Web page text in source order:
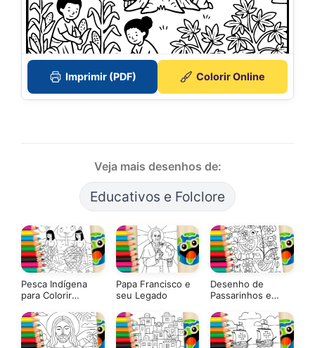
Imprimir (PDF) Colorir Online
Veja mais desenhos de:
Educativos e Folclore
Pesca Indígena
para Colorir
Agora!
Papa Francisco e
seu Legado
Desenho de
Passarinhos e
Folk para Colorir